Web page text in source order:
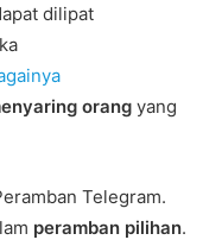
dilipat
orang yang
Telegram.
peramban pilihan.